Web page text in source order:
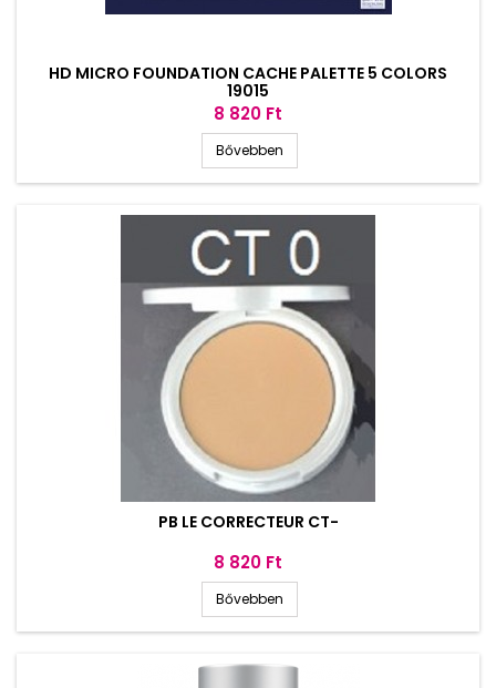
HD MICRO FOUNDATION CACHE PALETTE 5 COLORS
19015
Ár
8 820 Ft
Bővebben
PB LE CORRECTEUR CT-
Ár
8 820 Ft
Bővebben